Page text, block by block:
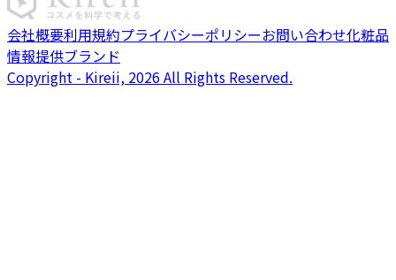
会社概要利用規約プライバシーポリシーお問い合わせ化粧品
情報提供ブランド
Copyright - Kireii, 2026 All Rights Reserved.